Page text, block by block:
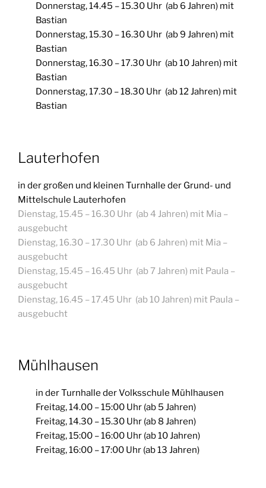
Donnerstag, 14.45 – 15.30 Uhr (ab 6 Jahren) mit
Bastian
Donnerstag, 15.30 – 16.30 Uhr (ab 9 Jahren) mit
Bastian
Donnerstag, 16.30 – 17.30 Uhr (ab 10 Jahren) mit
Bastian
Donnerstag, 17.30 – 18.30 Uhr (ab 12 Jahren) mit
Bastian
Lauterhofen
in der großen und kleinen Turnhalle der Grund- und
Mittelschule Lauterhofen
Dienstag, 15.45 – 16.30 Uhr (ab 4 Jahren) mit Mia –
ausgebucht
Dienstag, 16.30 – 17.30 Uhr (ab 6 Jahren) mit Mia –
ausgebucht
Dienstag, 15.45 – 16.45 Uhr (ab 7 Jahren) mit Paula –
ausgebucht
Dienstag, 16.45 – 17.45 Uhr (ab 10 Jahren) mit Paula –
ausgebucht
Mühlhausen
in der Turnhalle der Volksschule Mühlhausen
Freitag, 14.00 – 15:00 Uhr (ab 5 Jahren)
Freitag, 14.30 – 15.30 Uhr (ab 8 Jahren)
Freitag, 15:00 – 16:00 Uhr (ab 10 Jahren)
Freitag, 16:00 – 17:00 Uhr (ab 13 Jahren)